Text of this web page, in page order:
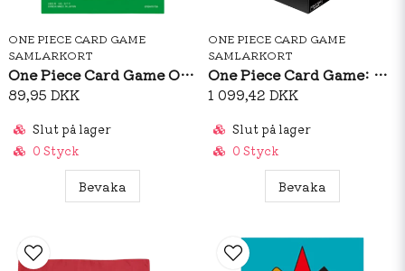
ONE PIECE CARD GAME
SAMLARKORT
One Piece Card Game Official Sleeves: Premium Matte Roronoa Zoro
89,95 DKK
Slut på lager
0 Styck
Bevaka
ONE PIECE CARD GAME
SAMLARKORT
One Piece Card Game: OP16 The Time Of Battle Booster Box (ENG)
1 099,42 DKK
Slut på lager
0 Styck
Bevaka